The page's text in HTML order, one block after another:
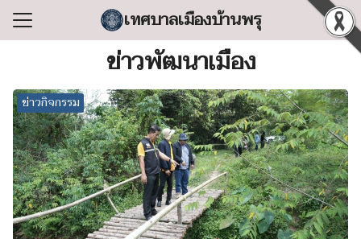
Skip
เทศบาลเมืองบ้านพรุ
ก
ทศบาล
ารงาน
อง/ร้องเรียน
ารสนเทศ
Search ข่าวพัฒนาเมือง
ข่าวกิจกรรม